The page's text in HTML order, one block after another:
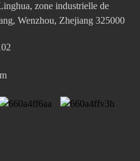
zone industrielle de
Wenzhou, Zhejiang 325000